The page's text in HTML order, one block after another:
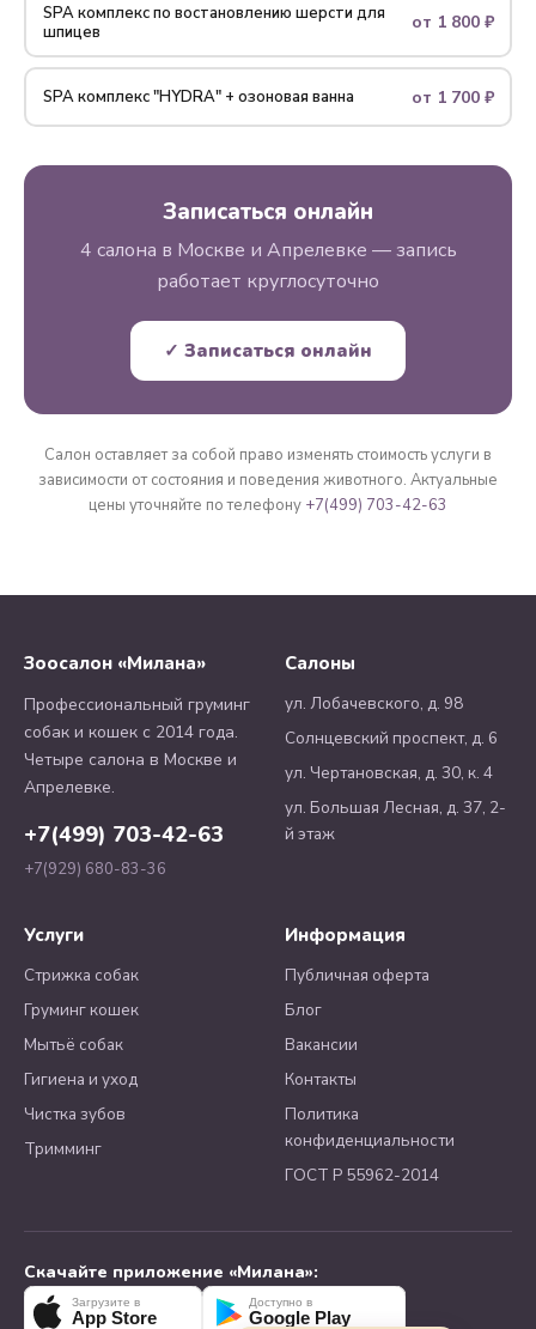
SPA комплекс по воcтановлению шерсти для
шпицев
от 1 800 ₽
SPA комплекс "HYDRA" + озоновая ванна от 1 700 ₽
Записаться онлайн
4 салона в Москве и Апрелевке — запись
работает круглосуточно
✓ Записаться онлайн
Салон оставляет за собой право изменять стоимость услуги в
зависимости от состояния и поведения животного. Актуальные
цены уточняйте по телефону +7(499) 703-42-63
Зоосалон «Милана»
Профессиональный груминг
собак и кошек с 2014 года.
Четыре салона в Москве и
Апрелевке.
+7(499) 703-42-63
+7(929) 680-83-36
Салоны
ул. Лобачевского, д. 98
Солнцевский проспект, д. 6
ул. Чертановская, д. 30, к. 4
ул. Большая Лесная, д. 37, 2-
й этаж
Услуги
Стрижка собак
Груминг кошек
Мытьё собак
Гигиена и уход
Чистка зубов
Тримминг
Информация
Публичная оферта
Блог
Вакансии
Контакты
Политика
конфиденциальности
ГОСТ Р 55962-2014
Скачайте приложение «Милана»:
Загрузите в
App Store
Доступно в
Google Play